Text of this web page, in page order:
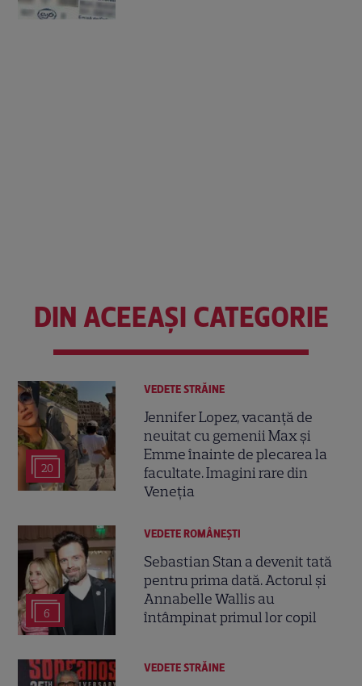
DIN ACEEAȘI CATEGORIE
20
VEDETE STRĂINE
Jennifer Lopez, vacanță de
neuitat cu gemenii Max și
Emme înainte de plecarea la
facultate. Imagini rare din
Veneția
6
VEDETE ROMÂNEŞTI
Sebastian Stan a devenit tată
pentru prima dată. Actorul și
Annabelle Wallis au
întâmpinat primul lor copil
VEDETE STRĂINE